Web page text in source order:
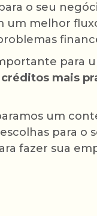
o seu
melhor
para
mais
um
para o
fazer sua